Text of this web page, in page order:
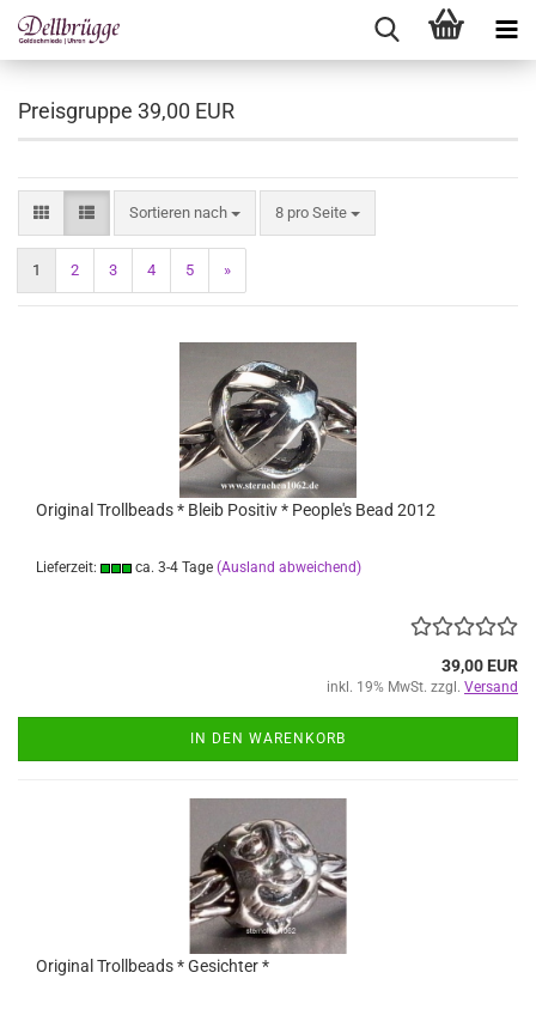
Preisgruppe 39,00 EUR
Sortieren nach
Sortieren nach 8 pro Seite
pro Seite
1 2 3 4 5 »
Original Trollbeads * Bleib Positiv * People's Bead 2012
Lieferzeit: ca. 3-4 Tage (Ausland abweichend)
39,00 EUR
inkl. 19% MwSt. zzgl. Versand
IN DEN WARENKORB
Original Trollbeads * Gesichter *